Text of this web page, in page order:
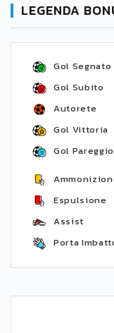
LEGENDA
Gol Segnato
Gol Subito
Autorete
Gol Vittoria
Gol Pareggio
Espulsione
Assist
Porta